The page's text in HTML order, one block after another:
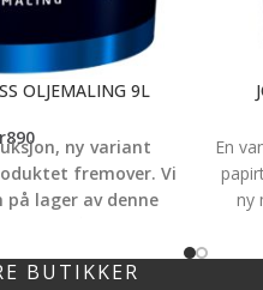
OLJEMALING 9L
890
ny variant
fremover. Vi
på lager av denne
produkt.
En
ny
BUTIKKER